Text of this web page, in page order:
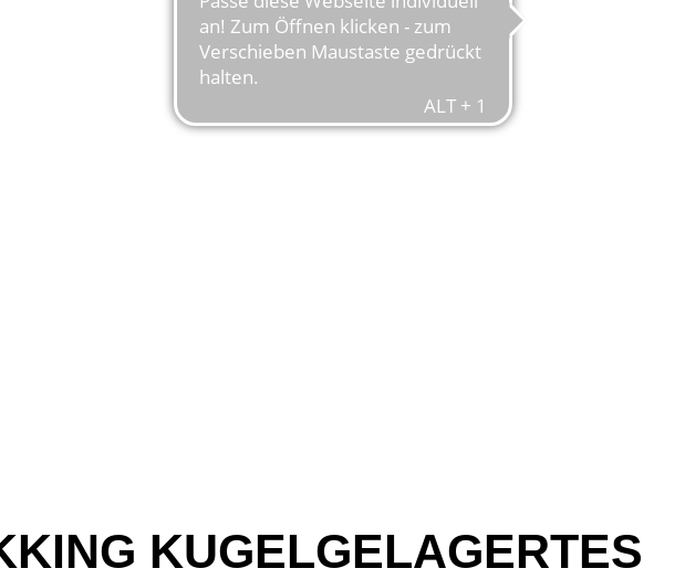
KUGELGELAGERTES